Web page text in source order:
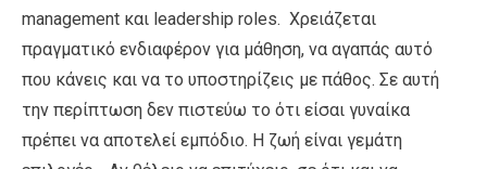
management και leadership roles. Χρειάζεται
πραγματικό ενδιαφέρον για μάθηση, να αγαπάς αυτό
που κάνεις και να το υποστηρίζεις με πάθος. Σε αυτή
την περίπτωση δεν πιστεύω το ότι είσαι γυναίκα
πρέπει να αποτελεί εμπόδιο. Η ζωή είναι γεμάτη